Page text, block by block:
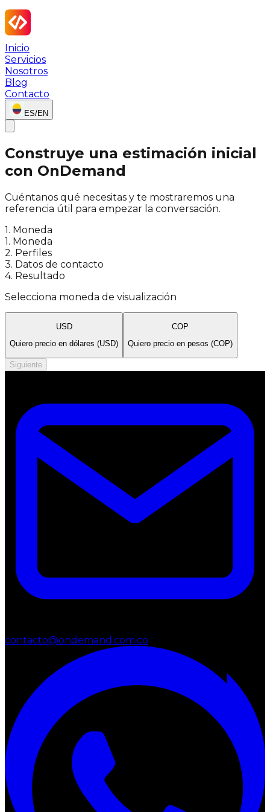
Inicio
Servicios
Nosotros
Blog
Contacto
ES/EN
Construye una estimación inicial
con OnDemand
Cuéntanos qué necesitas y te mostraremos una
referencia útil para empezar la conversación.
1. Moneda
1. Moneda
2. Perfiles
3. Datos de contacto
4. Resultado
Selecciona moneda de visualización
USD
Quiero precio en dólares (USD)
COP
Quiero precio en pesos (COP)
Siguiente
contacto@ondemand.com.co